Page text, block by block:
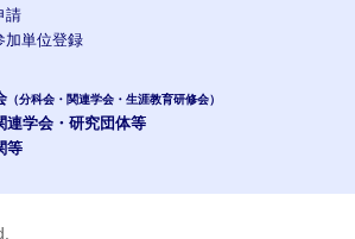
請
加単位登録
（分科会・関連学会・生涯教育研修会）
連学会・研究団体等
等